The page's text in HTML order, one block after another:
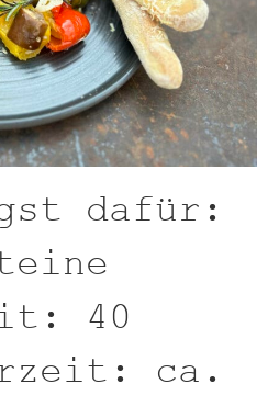
dafür:
40
ca.